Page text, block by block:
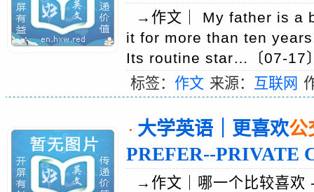
→作文｜ My father is a
it for more than ten
Its routine star…〔07-17
标签： 作文 来源： 互联网
· 大学英语｜更喜欢公
PREFER--PRIVATE
→作文｜哪一个比较喜欢